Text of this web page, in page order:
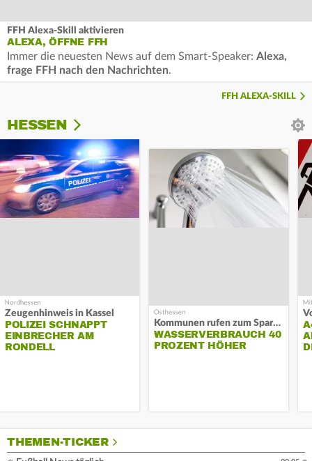
FFH Alexa-Skill aktivieren
ALEXA, ÖFFNE FFH
Immer die neuesten News auf dem Smart-Speaker: Alexa,
frage FFH nach den Nachrichten.
FFH ALEXA-SKILL
HESSEN
Zeugenhinweis in Kassel
POLIZEI SCHNAPPT
EINBRECHER AM
RONDELL
Kommunen rufen zum Sparen auf
WASSERVERBRAUCH 40
PROZENT HÖHER
THEMEN-TICKER